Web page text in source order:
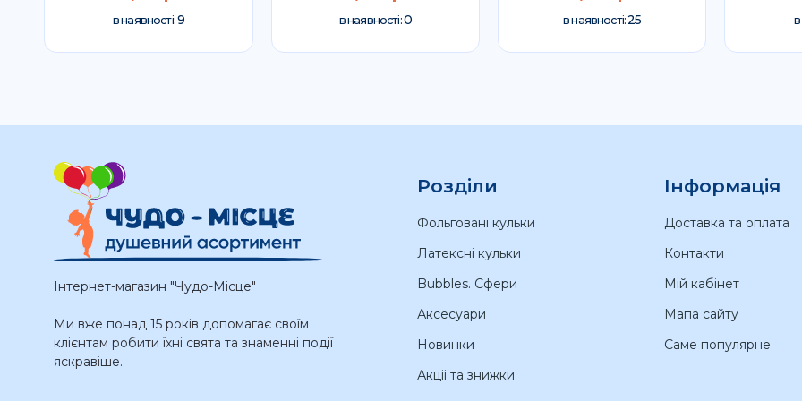
в наявності:9 в наявності:0 в наявності:25 в
Інтернет-магазин "Чудо-Місце"
Ми вже понад 15 років допомагає своїм
клієнтам робити їхні свята та знаменні події
яскравіше.
Розділи
Фольговані кульки
Латексні кульки
Bubbles. Сфери
Аксесуари
Новинки
Акціі та знижки
Інформація
Доставка та оплата
Контакти
Мій кабінет
Мапа сайту
Саме популярне